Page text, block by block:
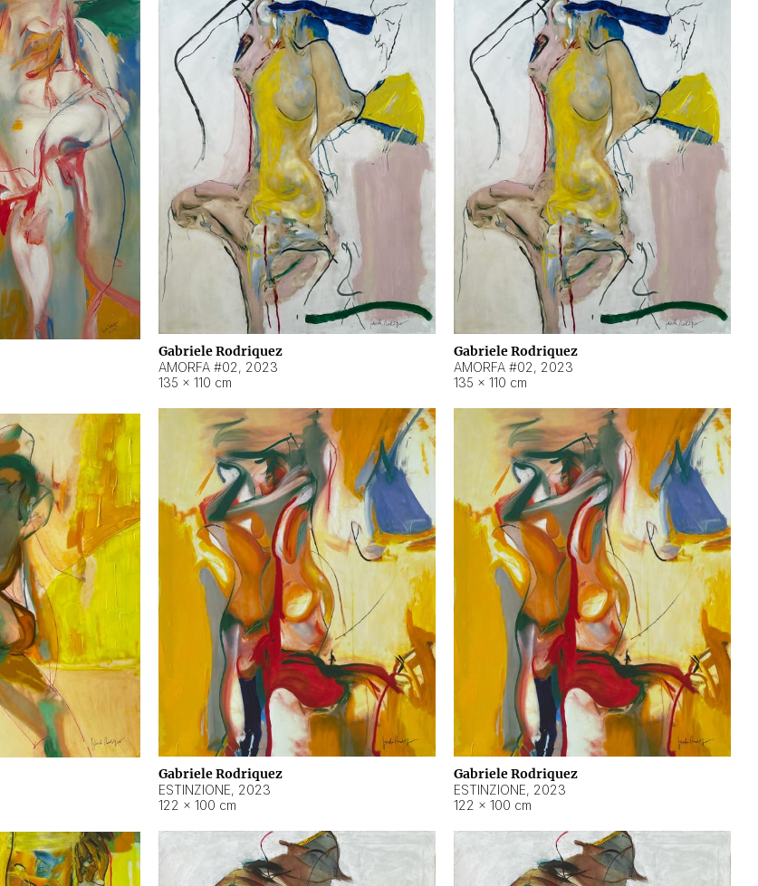
Gabriele Rodriquez
AMORFA #02, 2023
135 × 110 cm
Gabriele Rodriquez
AMORFA #02, 2023
135 × 110 cm
Gabriele Rodriquez
ESTINZIONE, 2023
122 × 100 cm
Gabriele Rodriquez
ESTINZIONE, 2023
122 × 100 cm